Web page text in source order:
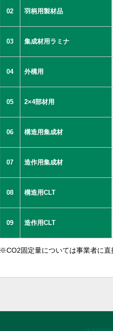
02 羽柄用製材品
03 集成材用ラミナ
04 外構用
05 2×4部材用
06 構造用集成材
07 造作用集成材
08 構造用CLT
09 造作用CLT
※CO2固定量については事業者に直